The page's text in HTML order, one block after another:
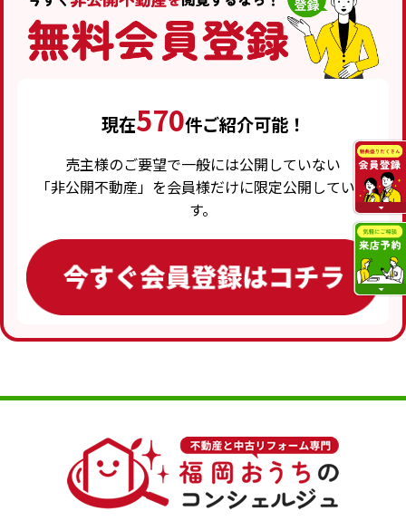
現在570件ご紹介可能！
売主様のご要望で一般には公開していない
「非公開不動産」を会員様だけに限定公開していま
す。